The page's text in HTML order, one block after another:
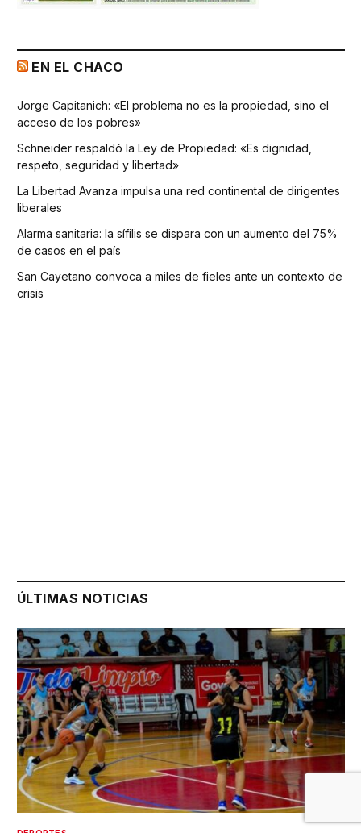
EN EL CHACO
Jorge Capitanich: «El problema no es la propiedad, sino el
acceso de los pobres»
Schneider respaldó la Ley de Propiedad: «Es dignidad,
respeto, seguridad y libertad»
La Libertad Avanza impulsa una red continental de dirigentes
liberales
Alarma sanitaria: la sífilis se dispara con un aumento del 75%
de casos en el país
San Cayetano convoca a miles de fieles ante un contexto de
crisis
ÚLTIMAS NOTICIAS